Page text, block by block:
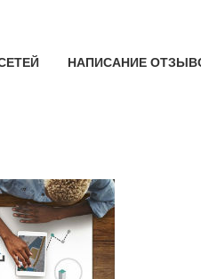
НАПИСАНИЕ